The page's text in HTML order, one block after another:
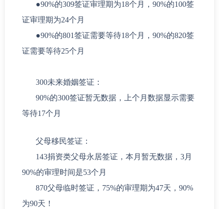
●90%的309签证审理期为18个月，90%的100签
证审理期为24个月
●90%的801签证需要等待18个月，90%的820签
证需要等待25个月
300未来婚姻签证：
90%的300签证暂无数据，上个月数据显示需要
等待17个月
父母移民签证：
143捐资类父母永居签证，本月暂无数据，3月
90%的审理时间是53个月
870父母临时签证，75%的审理期为47天，90%
为90天！